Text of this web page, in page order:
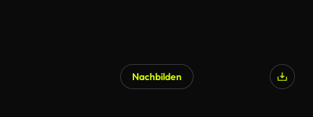
Nachbilden